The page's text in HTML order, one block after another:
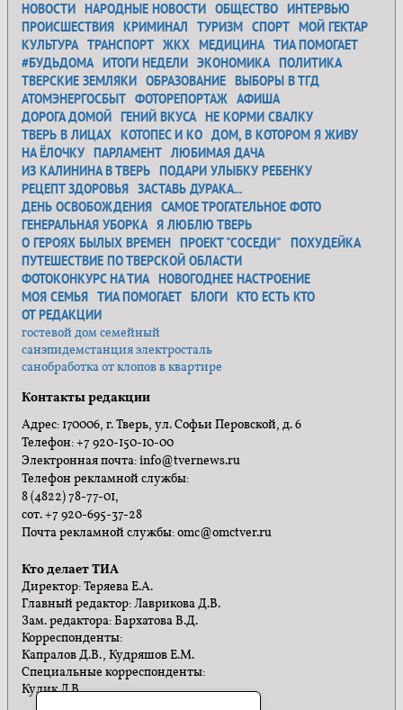
НОВОСТИ НАРОДНЫЕ НОВОСТИ ОБЩЕСТВО ИНТЕРВЬЮ
ПРОИСШЕСТВИЯ КРИМИНАЛ ТУРИЗМ СПОРТ МОЙ ГЕКТАР
КУЛЬТУРА ТРАНСПОРТ ЖКХ МЕДИЦИНА ТИА ПОМОГАЕТ
#БУДЬДОМА ИТОГИ НЕДЕЛИ ЭКОНОМИКА ПОЛИТИКА
ТВЕРСКИЕ ЗЕМЛЯКИ ОБРАЗОВАНИЕ ВЫБОРЫ В ТГД
АТОМЭНЕРГОСБЫТ ФОТОРЕПОРТАЖ АФИША
ДОРОГА ДОМОЙ ГЕНИЙ ВКУСА НЕ КОРМИ СВАЛКУ
ТВЕРЬ В ЛИЦАХ КОТОПЕС И КО ДОМ, В КОТОРОМ Я ЖИВУ
НА ЁЛОЧКУ ПАРЛАМЕНТ ЛЮБИМАЯ ДАЧА
ИЗ КАЛИНИНА В ТВЕРЬ ПОДАРИ УЛЫБКУ РЕБЕНКУ
РЕЦЕПТ ЗДОРОВЬЯ ЗАСТАВЬ ДУРАКА...
ДЕНЬ ОСВОБОЖДЕНИЯ САМОЕ ТРОГАТЕЛЬНОЕ ФОТО
ГЕНЕРАЛЬНАЯ УБОРКА Я ЛЮБЛЮ ТВЕРЬ
О ГЕРОЯХ БЫЛЫХ ВРЕМЕН ПРОЕКТ "СОСЕДИ"
ПОХУДЕЙКА
ПУТЕШЕСТВИЕ ПО ТВЕРСКОЙ ОБЛАСТИ
ФОТОКОНКУРС НА ТИА НОВОГОДНЕЕ НАСТРОЕНИЕ
МОЯ СЕМЬЯ ТИА ПОМОГАЕТ БЛОГИ КТО ЕСТЬ КТО
ОТ РЕДАКЦИИ
гостевой дом семейный
санэпидемстанция электросталь
санобработка от клопов в квартире
Контакты редакции
Адрес: 170006, г. Тверь, ул. Софьи Перовской, д. 6
Телефон: +7 920-150-10-00
Электронная почта: info@tvernews.ru
Телефон рекламной службы:
8 (4822) 78-77-01,
сот. +7 920-695-37-28
Почта рекламной службы: omc@omctver.ru
Кто делает ТИА
Директор: Теряева Е.А.
Главный редактор: Лаврикова Д.В.
Зам. редактора: Бархатова В.Д.
Корреспонденты:
Капралов Д.В., Кудряшов Е.М.
Специальные корреспонденты:
Кулик Л.В.